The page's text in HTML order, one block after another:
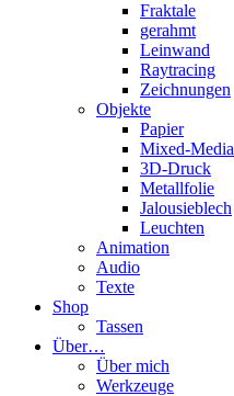
Fraktale
gerahmt
Leinwand
Raytracing
Zeichnungen
Objekte
Papier
Mixed-Media
3D-Druck
Metallfolie
Jalousieblech
Leuchten
Animation
Audio
Texte
Shop
Tassen
Über…
Über mich
Werkzeuge